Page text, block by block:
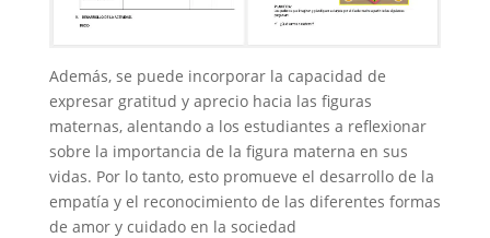
Además, se puede incorporar la capacidad de
expresar gratitud y aprecio hacia las figuras
maternas, alentando a los estudiantes a reflexionar
sobre la importancia de la figura materna en sus
vidas. Por lo tanto, esto promueve el desarrollo de la
empatía y el reconocimiento de las diferentes formas
de amor y cuidado en la sociedad